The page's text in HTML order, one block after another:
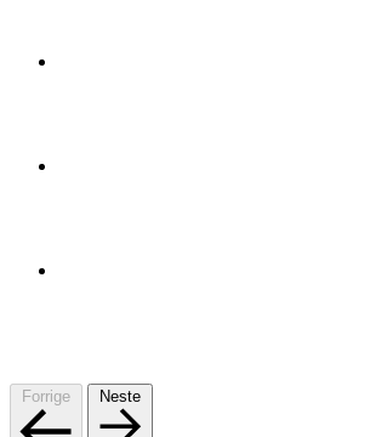
Forrige Neste